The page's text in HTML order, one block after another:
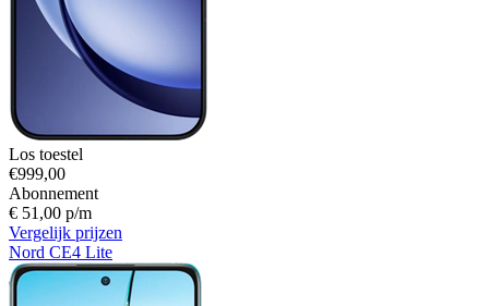
Los toestel
€999,00
Abonnement
€ 51,00 p/m
Vergelijk prijzen
Nord CE4 Lite